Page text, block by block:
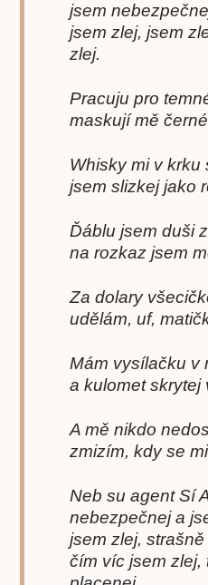
jsem
jsem zlej, jsem
zlej.
Pracuju pro
maskují mě
Whisky mi v krku
jsem slizkej jako
Ďáblu jsem duši
na rozkaz jsem
Za dolary
udělám, uf,
Mám vysílačku v
a kulomet skrytej
A mě nikdo
zmizím, kdy se
Neb su agent Sí
nebezpečnej a
jsem zlej, strašně
čím víc jsem zlej,